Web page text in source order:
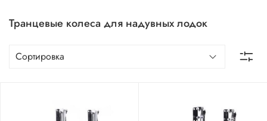
Транцевые колеса для надувных лодок